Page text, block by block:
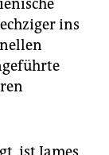
ins